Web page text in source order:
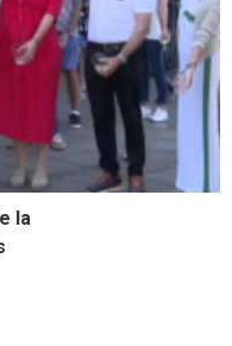
la